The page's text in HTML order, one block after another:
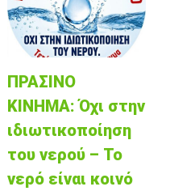
ΠΡΑΣΙΝΟ
ΚΙΝΗΜΑ: Όχι στην
ιδιωτικοποίηση
του νερού – Το
νερό είναι κοινό